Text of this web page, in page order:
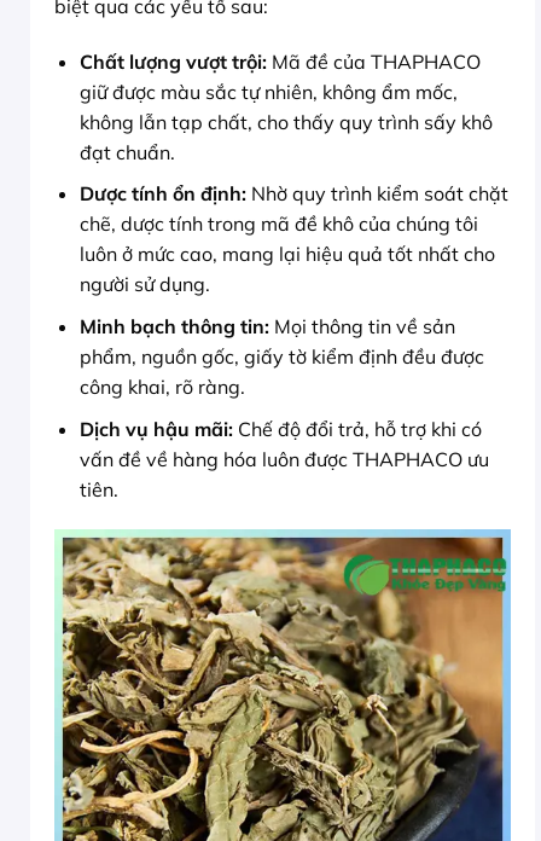
biệt qua các yếu tố sau:
Chất lượng vượt trội:Mã đề của THAPHACO
giữ được màu sắc tự nhiên, không ẩm mốc,
không lẫn tạp chất, cho thấy quy trình sấy khô
đạt chuẩn.
Dược tính ổn định:Nhờ quy trình kiểm soát chặt
chẽ, dược tính trong mã đề khô của chúng tôi
luôn ở mức cao, mang lại hiệu quả tốt nhất cho
người sử dụng.
Minh bạch thông tin:Mọi thông tin về sản
phẩm, nguồn gốc, giấy tờ kiểm định đều được
công khai, rõ ràng.
Dịch vụ hậu mãi:Chế độ đổi trả, hỗ trợ khi có
vấn đề về hàng hóa luôn được THAPHACO ưu
tiên.